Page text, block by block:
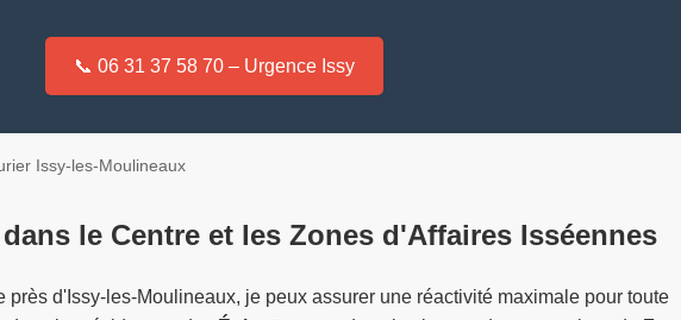
📞 06 31 37 58 70 – Urgence Issy
Issy-les-Moulineaux
le Centre et les Zones d'Affaires Isséennes
près d'Issy-les-Moulineaux, je peux assurer une réactivité maximale pour toute